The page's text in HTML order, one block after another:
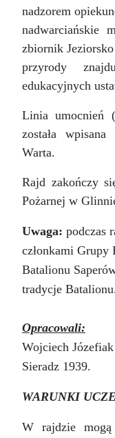
nadzorem
nadwarciańskie
zbiornik
przyrody
edukacyjnych
Linia umocnień
została
Warta.
Rajd zakończy
Pożarnej w
Uwaga: podczas
członkami
Batalionu
tradycje
Opracowali:
Wojciech
Sieradz 1939.
WARUNKI
W rajdzie